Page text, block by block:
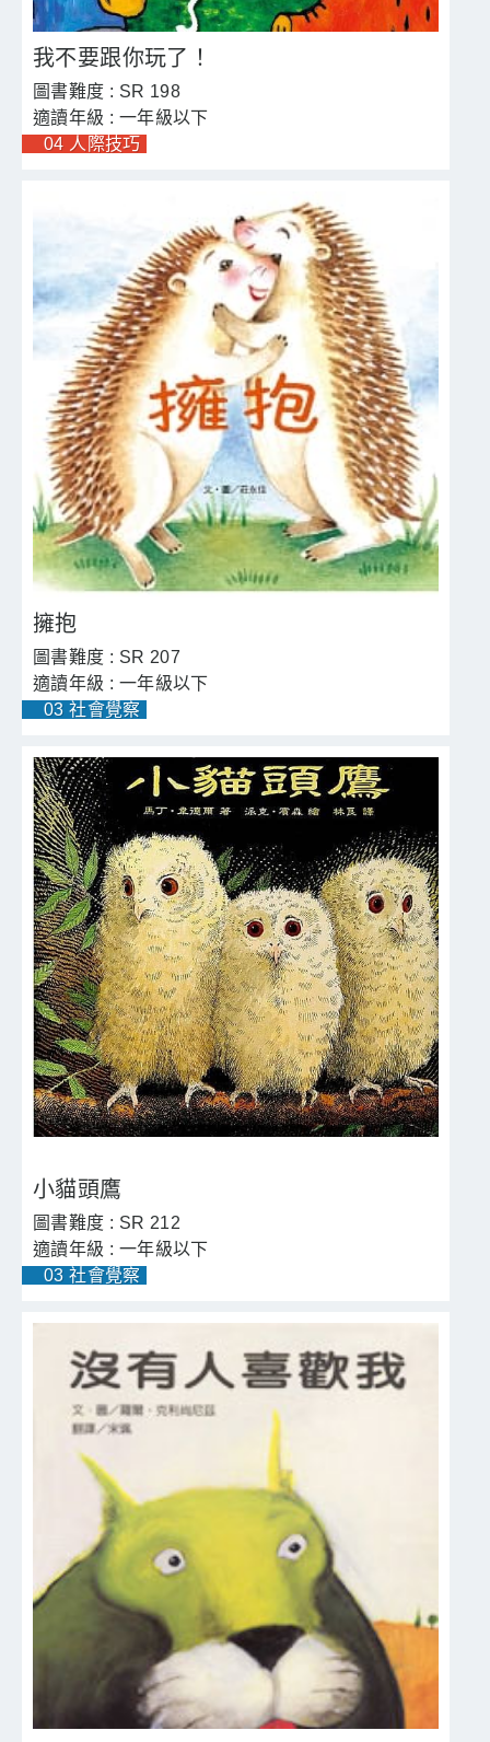
我不要跟你玩了！
SR 198
一年級以下
04 人際技巧
擁抱
SR 207
一年級以下
03 社會覺察
小貓頭鷹
SR 212
一年級以下
03 社會覺察